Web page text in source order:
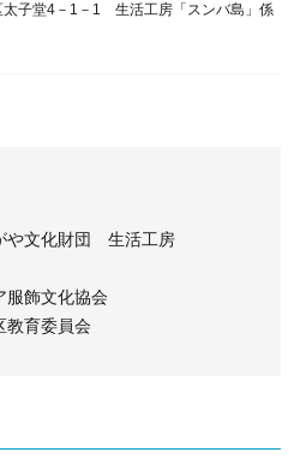
堂4－1－1 生活工房「スンバ島」係
や文化財団 生活工房
飾文化協会
教育委員会